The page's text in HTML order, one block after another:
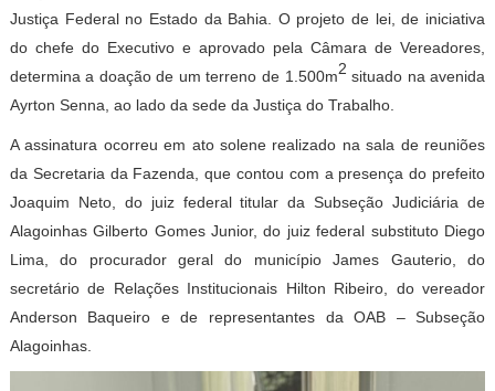
Justiça Federal no Estado da Bahia. O projeto de lei, de iniciativa
do chefe do Executivo e aprovado pela Câmara de Vereadores,
determina a doação de um terreno de 1.500m2 situado na avenida
Ayrton Senna, ao lado da sede da Justiça do Trabalho.
A assinatura ocorreu em ato solene realizado na sala de reuniões
da Secretaria da Fazenda, que contou com a presença do prefeito
Joaquim Neto, do juiz federal titular da Subseção Judiciária de
Alagoinhas Gilberto Gomes Junior, do juiz federal substituto Diego
Lima, do procurador geral do município James Gauterio, do
secretário de Relações Institucionais Hilton Ribeiro, do vereador
Anderson Baqueiro e de representantes da OAB – Subseção
Alagoinhas.